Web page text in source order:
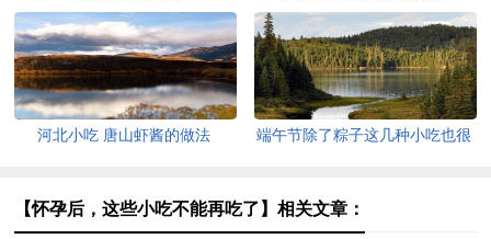
河北小吃 唐山虾酱的做法
端午节除了粽子这几种小吃也很
【怀孕后，这些小吃不能再吃了】相关文章：